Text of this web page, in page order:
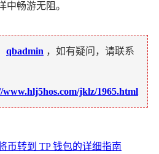
中畅游无阻。
qbadmin ，如有疑问，请联系
www.hlj5hos.com/jklz/1965.html
币转到 TP 钱包的详细指南